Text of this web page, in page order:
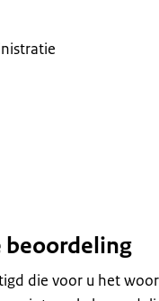
beoordeling
die voor u het